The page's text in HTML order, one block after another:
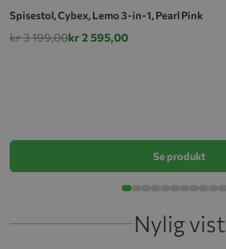
Spisestol, Cybex, Lemo 3-in-1, Pearl Pink
kr 3 199,00kr 2 595,00
Se produkt
Nylig vist